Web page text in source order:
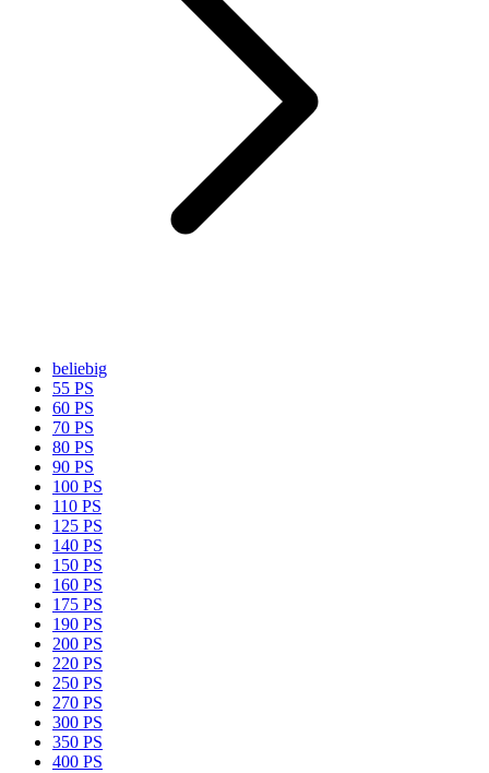
beliebig
55 PS
60 PS
70 PS
80 PS
90 PS
100 PS
110 PS
125 PS
140 PS
150 PS
160 PS
175 PS
190 PS
200 PS
220 PS
250 PS
270 PS
300 PS
350 PS
400 PS